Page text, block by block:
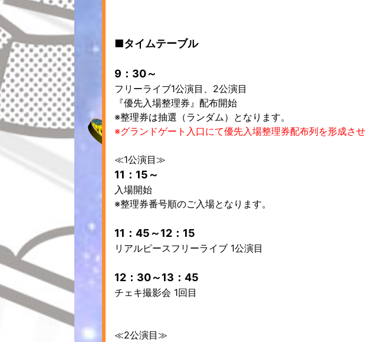
■タイムテーブル
9：30～
フリーライブ1公演目、2公演目
『優先入場整理券』配布開始
※整理券は抽選（ランダム）となります。
※グランドゲート入口にて優先入場整理券配布列を形成さ
≪1公演目≫
11：15～
入場開始
※整理券番号順のご入場となります。
11：45～12：15
リアルピースフリーライブ 1公演目
12：30～13：45
チェキ撮影会 1回目
≪2公演目≫